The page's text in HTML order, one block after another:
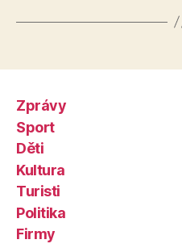
Zprávy
Sport
Děti
Kultura
Turisti
Politika
Firmy